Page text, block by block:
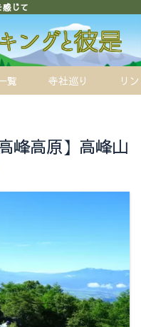
感じて
覧 寺社巡り リ
峰高原】高峰山